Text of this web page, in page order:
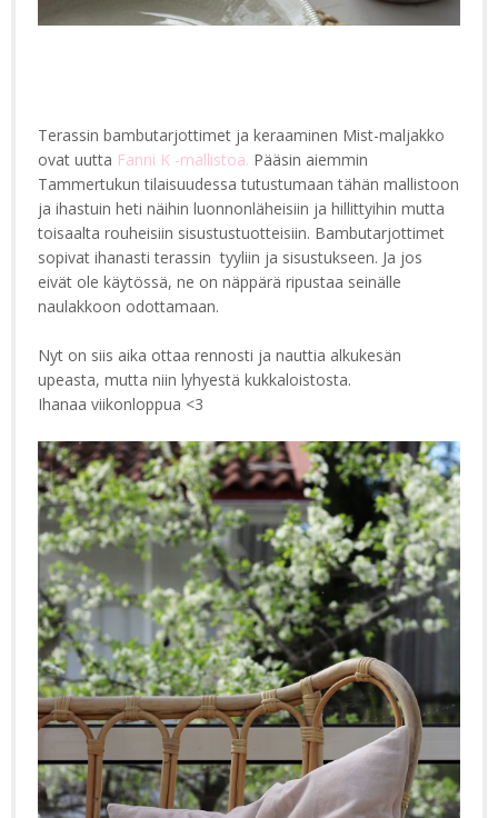
Terassin bambutarjottimet ja keraaminen Mist-maljakko
ovat uutta Fanni K -mallistoa. Pääsin aiemmin
Tammertukun tilaisuudessa tutustumaan tähän mallistoon
ja ihastuin heti näihin luonnonläheisiin ja hillittyihin mutta
toisaalta rouheisiin sisustustuotteisiin. Bambutarjottimet
sopivat ihanasti terassin tyyliin ja sisustukseen. Ja jos
eivät ole käytössä, ne on näppärä ripustaa seinälle
naulakkoon odottamaan.
Nyt on siis aika ottaa rennosti ja nauttia alkukesän
upeasta, mutta niin lyhyestä kukkaloistosta.
Ihanaa viikonloppua <3